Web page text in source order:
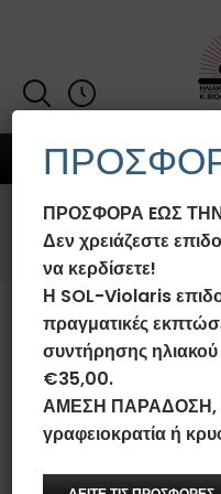
MENU
Η λίστα
ΠΡΟΣΦΟΡΑ EΩΣ
Δεν χρειάζεστε
να κερδίσετε!
Η SOL-Violaris
πραγματικές
συντήρησης
€35,00.
ΑΜΕΣΗ ΠΑΡΑΔΟΣΗ,
γραφειοκρατία ή